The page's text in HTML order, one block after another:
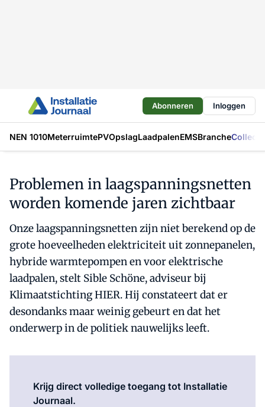
Abonneren Inloggen
NEN 1010MeterruimtePVOpslagLaadpalenEMSBranche
Problemen in laagspanningsnetten
worden komende jaren zichtbaar
Onze laagspanningsnetten zijn niet berekend op de
grote hoeveelheden elektriciteit uit zonnepanelen,
hybride warmtepompen en voor elektrische
laadpalen, stelt Sible Schöne, adviseur bij
Klimaatstichting HIER. Hij constateert dat er
desondanks maar weinig gebeurt en dat het
onderwerp in de politiek nauwelijks leeft.
Krijg direct volledige toegang tot Installatie
Journaal.